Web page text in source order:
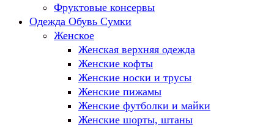
Фруктовые консервы
Одежда Обувь Сумки
Женское
Женская верхняя одежда
Женские кофты
Женские носки и трусы
Женские пижамы
Женские футболки и майки
Женские шорты, штаны